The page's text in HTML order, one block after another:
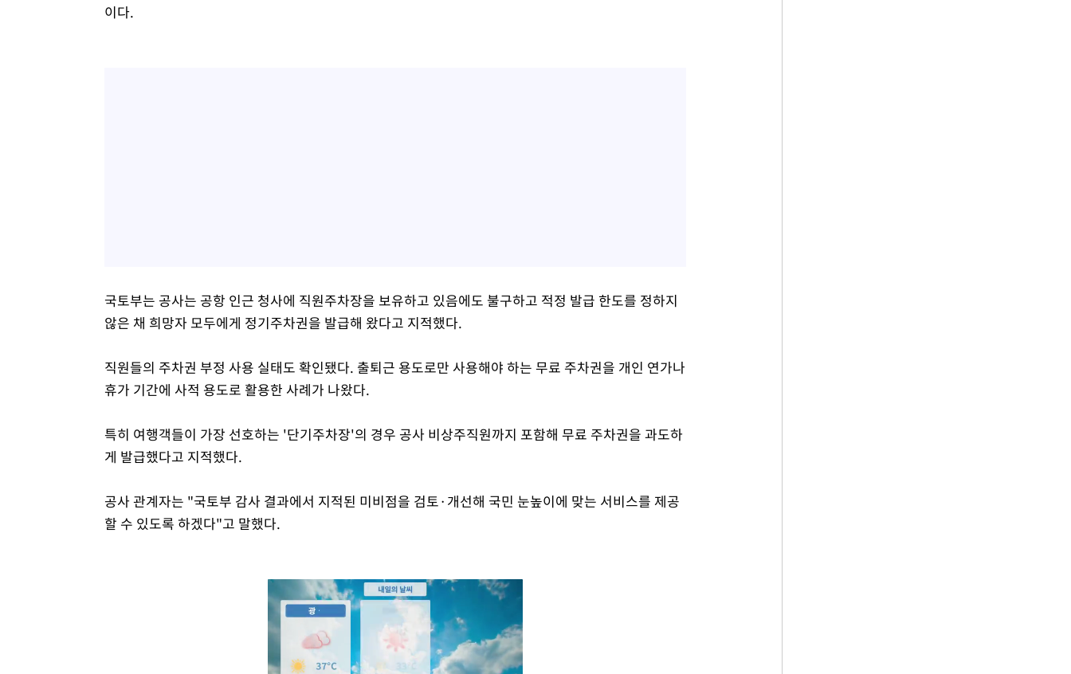
이다.
국토부는 공사는 공항 인근 청사에 직원주차장을 보유하고 있음에도 불구하고 적정 발급 한도를 정하지
않은 채 희망자 모두에게 정기주차권을 발급해 왔다고 지적했다.
직원들의 주차권 부정 사용 실태도 확인됐다. 출퇴근 용도로만 사용해야 하는 무료 주차권을 개인 연가나
휴가 기간에 사적 용도로 활용한 사례가 나왔다.
특히 여행객들이 가장 선호하는 '단기주차장'의 경우 공사 비상주직원까지 포함해 무료 주차권을 과도하
게 발급했다고 지적했다.
공사 관계자는 "국토부 감사 결과에서 지적된 미비점을 검토·개선해 국민 눈높이에 맞는 서비스를 제공
할 수 있도록 하겠다"고 말했다.